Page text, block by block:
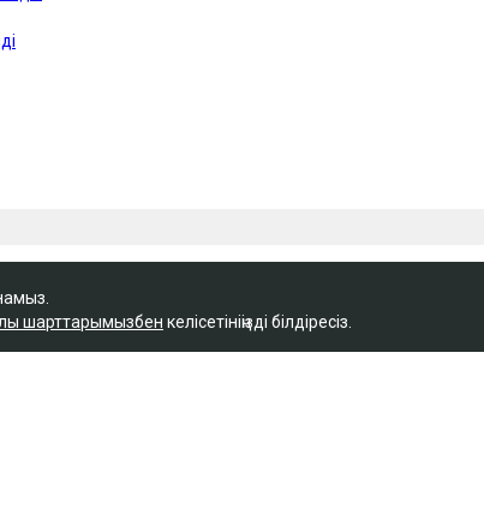
шарттарымызбен келісетініңізді білдіресіз.